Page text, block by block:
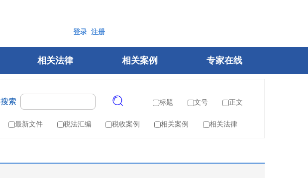
登录 注册
相关法律 相关案例 专家在线
搜索 标题 文号 正文
最新文件 税法汇编 税收案例 相关案例 相关法律